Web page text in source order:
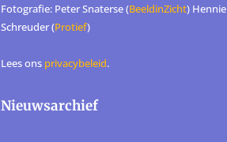
Fotografie: Peter Snaterse (BeeldinZicht) Hennie
Schreuder (Protief)
Lees ons privacybeleid.
Nieuwsarchief